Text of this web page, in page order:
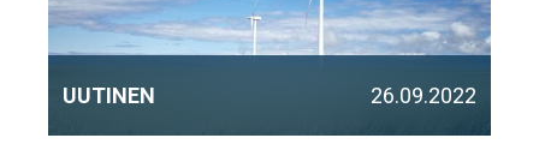
UUTINEN 26.09.2022